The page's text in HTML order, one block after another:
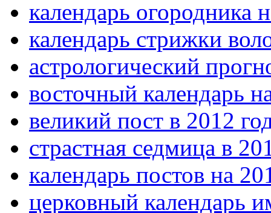
календарь огородника
календарь стрижки
астрологический
восточный календарь
великий пост в 2012
страстная седмица в
календарь постов на
церковный календарь